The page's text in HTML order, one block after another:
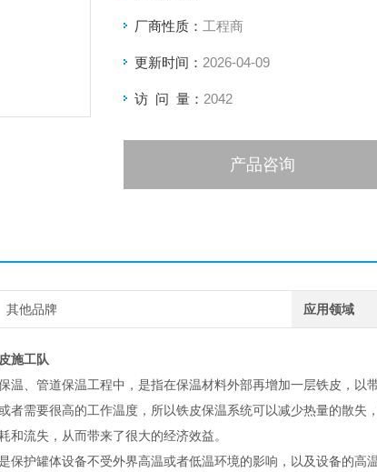
厂商性质： 工程商
更新时间： 2026-04-09
访 问 量： 2042
产品咨询
其他品牌 应用领域
施工队
温、管道保温工程中，是指在保温材料外部再增加一层铁皮，以
者需要很高的工作温度，所以铁皮保温系统可以减少热量的散失
和流失，从而带来了很大的经济效益。
保护罐体设备不受外界高温或者低温环境的影响，以及设备的高